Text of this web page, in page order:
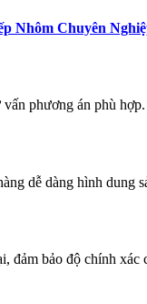
Nhôm Chuyên
phương án phù hợp.
dễ dàng hình dung
đảm bảo độ chính xác